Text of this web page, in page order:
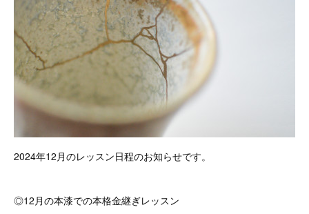
2024年12月のレッスン日程のお知らせです。
◎12月の本漆での本格金継ぎレッスン